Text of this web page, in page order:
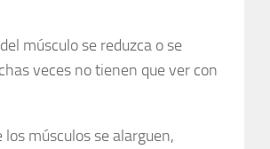
músculo se reduzca o se
veces no tienen que ver con
músculos se alarguen,